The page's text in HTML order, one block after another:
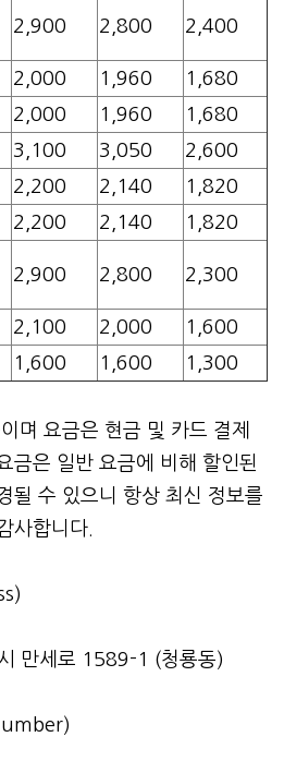
2,900 2,800 2,400
2,000 1,960
1,680
2,000 1,960
1,680
3,100 3,050
2,600
2,200 2,140
1,820
2,200 2,140
1,820
2,900 2,800 2,300
2,100 2,000
1,600
1,600 1,600 1,300
며 요금은 현금 및 카드 결제
금은 일반 요금에 비해 할인된
될 수 있으니 항상 최신 정보를
사합니다.
만세로 1589-1 (청룡동)